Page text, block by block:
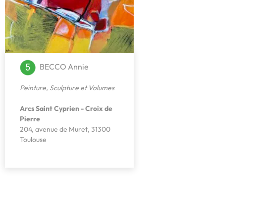
BECCO Annie
Peinture, Sculpture et Volumes
Arcs Saint Cyprien - Croix de
Pierre
204, avenue de Muret, 31300
Toulouse